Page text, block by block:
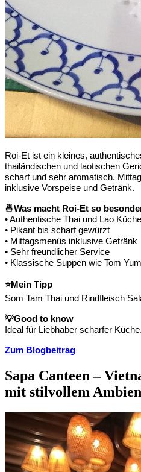
Roi-Et ist ein kleines,
thailändischen und laotischen
scharf und sehr aromatisch.
inklusive Vorspeise und Getränk.
🍜Was macht Roi-Et so
• Authentische Thai und Lao Küche
• Pikant bis scharf gewürzt
• Mittagsmenüs inklusive Getränk
• Sehr freundlicher Service
• Klassische Suppen wie Tom
⭐Mein Tipp
Som Tam Thai und Rindfleisch
💡Good to know
Ideal für Liebhaber scharfer Küche.
Zum Blogbeitrag
Sapa Canteen –
mit stilvollem